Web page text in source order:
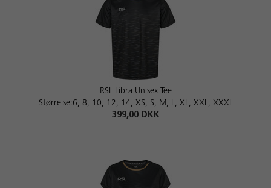
RSL Libra Unisex Tee
Størrelse:6, 8, 10, 12, 14, XS, S, M, L, XL, XXL, XXXL
399,00 DKK